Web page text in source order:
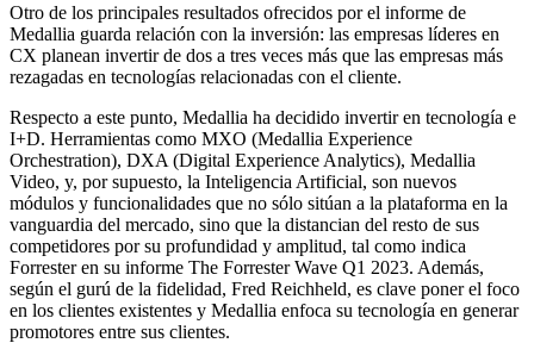
Otro de los principales resultados ofrecidos por el informe de
Medallia guarda relación con la inversión: las empresas líderes en
CX planean invertir de dos a tres veces más que las empresas más
rezagadas en tecnologías relacionadas con el cliente.
Respecto a este punto, Medallia ha decidido invertir en tecnología e
I+D. Herramientas como MXO (Medallia Experience
Orchestration), DXA (Digital Experience Analytics), Medallia
Video, y, por supuesto, la Inteligencia Artificial, son nuevos
módulos y funcionalidades que no sólo sitúan a la plataforma en la
vanguardia del mercado, sino que la distancian del resto de sus
competidores por su profundidad y amplitud, tal como indica
Forrester en su informe The Forrester Wave Q1 2023. Además,
según el gurú de la fidelidad, Fred Reichheld, es clave poner el foco
en los clientes existentes y Medallia enfoca su tecnología en generar
promotores entre sus clientes.